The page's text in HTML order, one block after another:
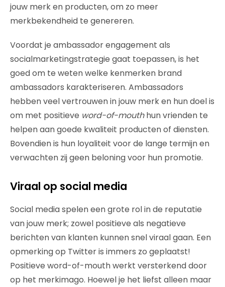
jouw merk en producten, om zo meer
merkbekendheid te genereren.
Voordat je ambassador engagement als
socialmarketingstrategie gaat toepassen, is het
goed om te weten welke kenmerken brand
ambassadors karakteriseren. Ambassadors
hebben veel vertrouwen in jouw merk en hun doel is
om met positieve word-of-mouthhun vrienden te
helpen aan goede kwaliteit producten of diensten.
Bovendien is hun loyaliteit voor de lange termijn en
verwachten zij geen beloning voor hun promotie.
Viraal op social media
Social media spelen een grote rol in de reputatie
van jouw merk; zowel positieve als negatieve
berichten van klanten kunnen snel viraal gaan. Een
opmerking op Twitter is immers zo geplaatst!
Positieve word-of-mouth werkt versterkend door
op het merkimago. Hoewel je het liefst alleen maar